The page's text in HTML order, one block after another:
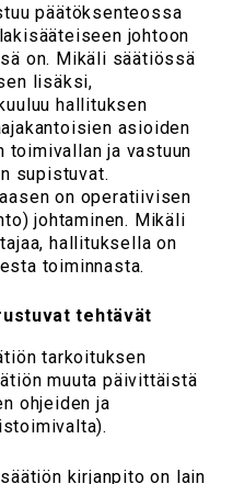
päätöksenteossa
johtoon
on. Mikäli säätiössä
lisäksi,
hallituksen
asioiden
ja vastuun
supistuvat.
on operatiivisen
johtaminen. Mikäli
hallituksella on
toiminnasta.
tehtävät
tarkoituksen
muuta päivittäistä
ohjeiden ja
kirjanpito on lain